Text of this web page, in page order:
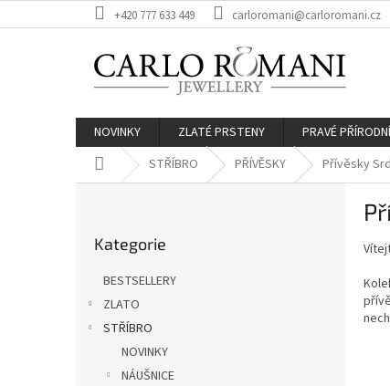
na
+420 777 633 449 carloromani@carloromani.cz
NOVINKY ZLATÉ PRSTENY PRAVÉ
Domů STŘÍBRO PŘÍVĚSKY Přívěsky
kategorie
Kategorie
BESTSELLERY
ZLATO
STŘÍBRO
NOVINKY
NÁUŠNICE